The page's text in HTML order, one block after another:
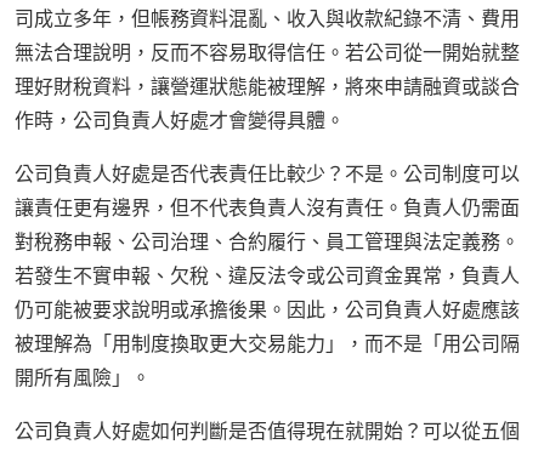
司成立多年，但帳務資料混亂、收入與收款紀錄不清、費用
無法合理說明，反而不容易取得信任。若公司從一開始就整
理好財稅資料，讓營運狀態能被理解，將來申請融資或談合
作時，公司負責人好處才會變得具體。
公司負責人好處是否代表責任比較少？不是。公司制度可以
讓責任更有邊界，但不代表負責人沒有責任。負責人仍需面
對稅務申報、公司治理、合約履行、員工管理與法定義務。
若發生不實申報、欠稅、違反法令或公司資金異常，負責人
仍可能被要求說明或承擔後果。因此，公司負責人好處應該
被理解為「用制度換取更大交易能力」，而不是「用公司隔
開所有風險」。
公司負責人好處如何判斷是否值得現在就開始？可以從五個